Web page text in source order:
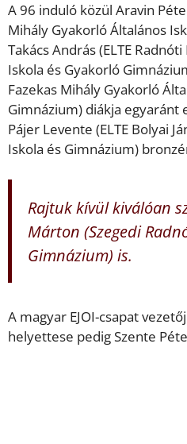
A 96 induló közül Aravin
Mihály Gyakorló Általános
Takács András (ELTE
Iskola és Gyakorló
Fazekas Mihály Gyakorló
Gimnázium) diákja
Pájer Levente (ELTE Bolyai
Iskola és Gimnázium)
Rajtuk kívül kiválóan
Márton (Szegedi
Gimnázium) is.
A magyar EJOI-csapat
helyettese pedig Szente